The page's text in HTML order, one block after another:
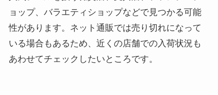
ョップ、バラエティショップなどで見つかる可能
性があります。ネット通販では売り切れになって
いる場合もあるため、近くの店舗での入荷状況も
あわせてチェックしたいところです。